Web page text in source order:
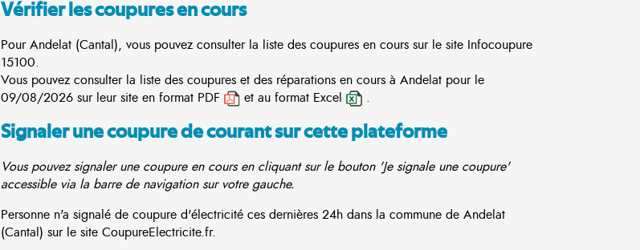
Vérifier les coupures en cours
Pour Andelat (Cantal), vous pouvez consulter la liste des coupures en cours sur le site Infocoupure
15100.
Vous pouvez consulter la liste des coupures et des réparations en cours à Andelat pour le
09/08/2026 sur leur site en format PDF
et au format Excel .
Signaler une coupure de courant sur cette plateforme
Vous pouvez signaler une coupure en cours en cliquant sur le bouton 'Je signale une coupure'
accessible via la barre de navigation sur votre gauche.
Personne n'a signalé de coupure d'électricité ces dernières 24h dans la commune de Andelat
(Cantal) sur le site CoupureElectricite.fr.